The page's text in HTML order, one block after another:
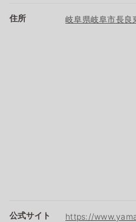
住所 岐阜県岐阜市長良
公式サイト
https://